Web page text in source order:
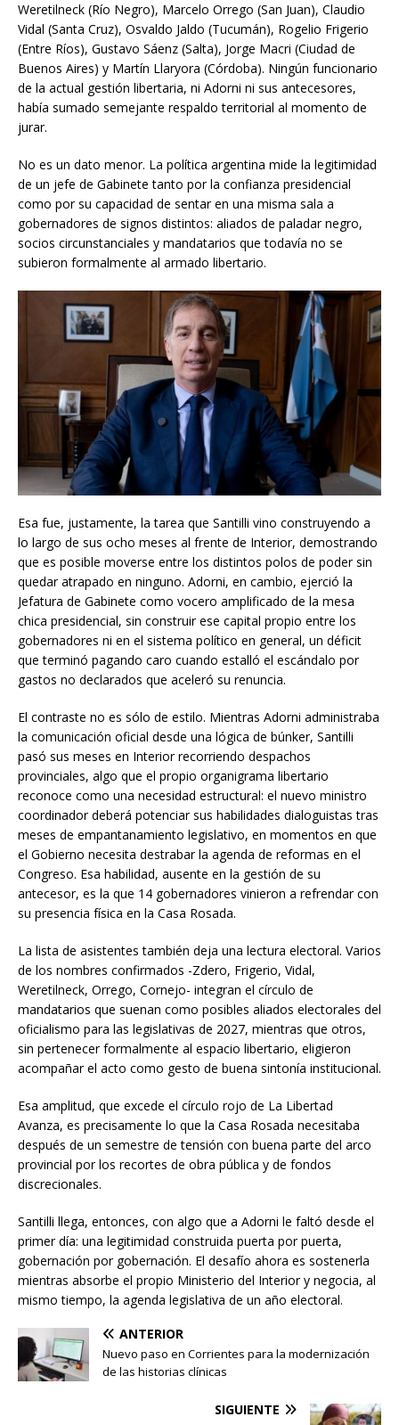
Weretilneck (Río Negro), Marcelo Orrego (San Juan), Claudio
Vidal (Santa Cruz), Osvaldo Jaldo (Tucumán), Rogelio Frigerio
(Entre Ríos), Gustavo Sáenz (Salta), Jorge Macri (Ciudad de
Buenos Aires) y Martín Llaryora (Córdoba). Ningún funcionario
de la actual gestión libertaria, ni Adorni ni sus antecesores,
había sumado semejante respaldo territorial al momento de
jurar.
No es un dato menor. La política argentina mide la legitimidad
de un jefe de Gabinete tanto por la confianza presidencial
como por su capacidad de sentar en una misma sala a
gobernadores de signos distintos: aliados de paladar negro,
socios circunstanciales y mandatarios que todavía no se
subieron formalmente al armado libertario.
Esa fue, justamente, la tarea que Santilli vino construyendo a
lo largo de sus ocho meses al frente de Interior, demostrando
que es posible moverse entre los distintos polos de poder sin
quedar atrapado en ninguno. Adorni, en cambio, ejerció la
Jefatura de Gabinete como vocero amplificado de la mesa
chica presidencial, sin construir ese capital propio entre los
gobernadores ni en el sistema político en general, un déficit
que terminó pagando caro cuando estalló el escándalo por
gastos no declarados que aceleró su renuncia.
El contraste no es sólo de estilo. Mientras Adorni administraba
la comunicación oficial desde una lógica de búnker, Santilli
pasó sus meses en Interior recorriendo despachos
provinciales, algo que el propio organigrama libertario
reconoce como una necesidad estructural: el nuevo ministro
coordinador deberá potenciar sus habilidades dialoguistas tras
meses de empantanamiento legislativo, en momentos en que
el Gobierno necesita destrabar la agenda de reformas en el
Congreso. Esa habilidad, ausente en la gestión de su
antecesor, es la que 14 gobernadores vinieron a refrendar con
su presencia física en la Casa Rosada.
La lista de asistentes también deja una lectura electoral. Varios
de los nombres confirmados -Zdero, Frigerio, Vidal,
Weretilneck, Orrego, Cornejo- integran el círculo de
mandatarios que suenan como posibles aliados electorales del
oficialismo para las legislativas de 2027, mientras que otros,
sin pertenecer formalmente al espacio libertario, eligieron
acompañar el acto como gesto de buena sintonía institucional.
Esa amplitud, que excede el círculo rojo de La Libertad
Avanza, es precisamente lo que la Casa Rosada necesitaba
después de un semestre de tensión con buena parte del arco
provincial por los recortes de obra pública y de fondos
discrecionales.
Santilli llega, entonces, con algo que a Adorni le faltó desde el
primer día: una legitimidad construida puerta por puerta,
gobernación por gobernación. El desafío ahora es sostenerla
mientras absorbe el propio Ministerio del Interior y negocia, al
mismo tiempo, la agenda legislativa de un año electoral.
ANTERIOR
Nuevo paso en Corrientes para la modernización
de las historias clínicas
SIGUIENTE